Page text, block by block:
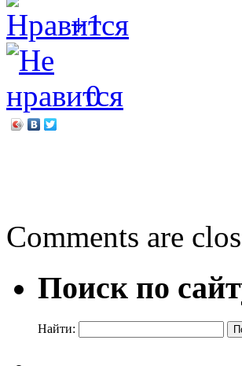
+1
0
Comments are
Поиск по
Найти: